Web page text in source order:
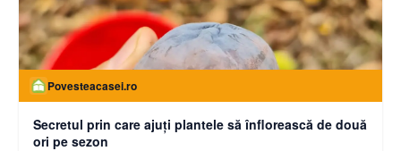
Povesteacasei.ro
Secretul prin care ajuți plantele să înflorească de două
ori pe sezon